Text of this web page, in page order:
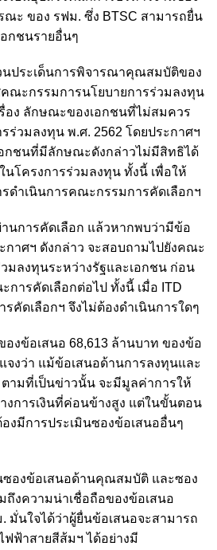
ณะ ของ รฟม. ซึ่ง BTSC สามารถยื่น
อกชนรายอื่นๆ
นประเด็นการพิจารณาคุณสมบัติของ
คณะกรรมการนโยบายการร่วมลงทุน
รื่อง ลักษณะของเอกชนที่ไม่สมควร
ร่วมลงทุน พ.ศ. 2562 โดยประกาศฯ
อกชนที่มีลักษณะดังกล่าวไม่มีสิทธิได้
โครงการร่วมลงทุน ทั้งนี้ เพื่อให้
ดำเนินการคณะกรรมการคัดเลือกฯ
นการคัดเลือก แล้วหากพบว่ามีข้อ
กาศฯ ดังกล่าว จะสอบถามไปยังคณะ
มลงทุนระหว่างรัฐและเอกชน ก่อน
การคัดเลือกต่อไป ทั้งนี้ เมื่อ ITD
รคัดเลือกฯ จึงไม่ต้องดำเนินการใดๆ
งข้อเสนอ 68,613 ล้านบาท ของข้อ
จงว่า แม้ข้อเสนอด้านการลงทุนและ
ามที่เป็นข่าวนั้น จะมีมูลค่าการให้
การเงินที่ค่อนข้างสูง แต่ในขั้นตอน
งมีการประเมินซองข้อเสนออื่นๆ
ซองข้อเสนอด้านคุณสมบัติ และซอง
ถึงความน่าเชื่อถือของข้อเสนอ
. มั่นใจได้ว่าผู้ยื่นข้อเสนอจะสามารถ
ฟฟ้าสายสีส้มฯ ได้อย่างมี